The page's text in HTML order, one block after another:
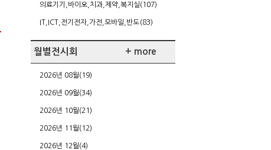
의료기기,바이오,치과,제약,복지실(107)
IT,ICT,전기전자,가전,모바일,반도(83)
월별전시회 + more
2026년 08월(19)
2026년 09월(34)
2026년 10월(21)
2026년 11월(12)
2026년 12월(4)